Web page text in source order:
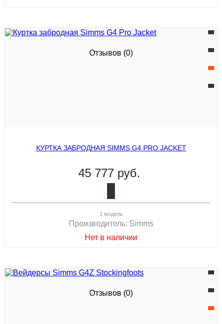
Отзывов (0)
КУРТКА ЗАБРОДНАЯ SIMMS G4 PRO JACKET
45 777 руб.
1 модель
Производитель: Simms
Нет в наличии
Отзывов (0)